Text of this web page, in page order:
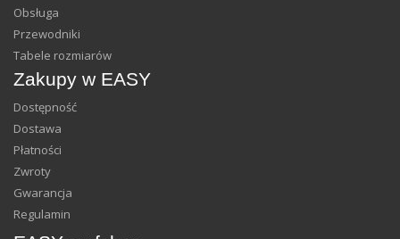
Obsługa
Przewodniki
Tabele rozmiarów
Zakupy w EASY
Dostępność
Dostawa
Płatności
Zwroty
Gwarancja
Regulamin